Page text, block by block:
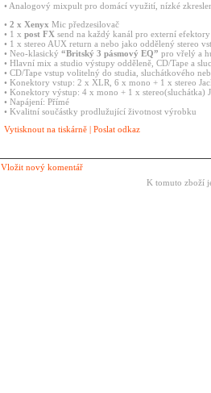
• Analogový mixpult pro domácí využití, nízké
• 2 x Xenyx Mic předzesilovač
• 1 x post FX send na každý kanál pro externí efektory
• 1 x stereo AUX return a nebo jako oddělený stereo
• Neo-klasický “Britský 3 pásmový EQ” pro vřelý a
• Hlavní mix a studio výstupy odděleně, CD/Tape a
• CD/Tape vstup volitelný do studia, sluchátkového
• Konektory vstup: 2 x XLR, 6 x mono + 1 x stereo
• Konektory výstup: 4 x mono + 1 x stereo(sluchátka)
• Napájení: Přímé
• Kvalitní součástky prodlužující životnost výrobku
Vytisknout na tiskárně | Poslat odkaz
Vložit nový komentář
K tomuto zboží